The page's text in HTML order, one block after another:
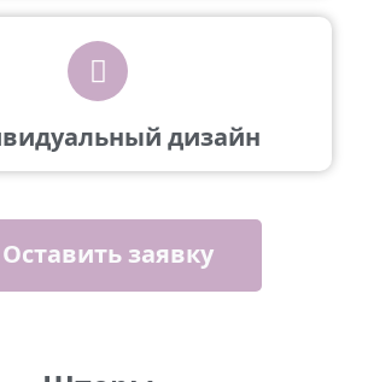
дизайн
Оставить заявку